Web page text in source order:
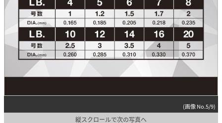
(画像 No.5/9)
縦スクロールで次の写真へ